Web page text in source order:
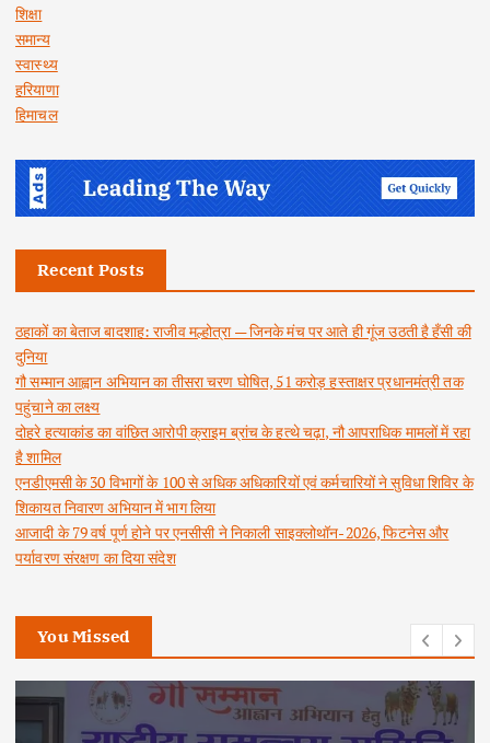
शिक्षा
समान्य
स्वास्थ्य
हरियाणा
हिमाचल
Recent Posts
ठहाकों का बेताज बादशाह: राजीव मल्होत्रा — जिनके मंच पर आते ही गूंज उठती है हँसी की
दुनिया
गौ सम्मान आह्वान अभियान का तीसरा चरण घोषित, 51 करोड़ हस्ताक्षर प्रधानमंत्री तक
पहुंचाने का लक्ष्य
दोहरे हत्याकांड का वांछित आरोपी क्राइम ब्रांच के हत्थे चढ़ा, नौ आपराधिक मामलों में रहा
है शामिल
एनडीएमसी के 30 विभागों के 100 से अधिक अधिकारियों एवं कर्मचारियों ने सुविधा शिविर के
शिकायत निवारण अभियान में भाग लिया
आजादी के 79 वर्ष पूर्ण होने पर एनसीसी ने निकाली साइक्लोथॉन-2026, फिटनेस और
पर्यावरण संरक्षण का दिया संदेश
You Missed